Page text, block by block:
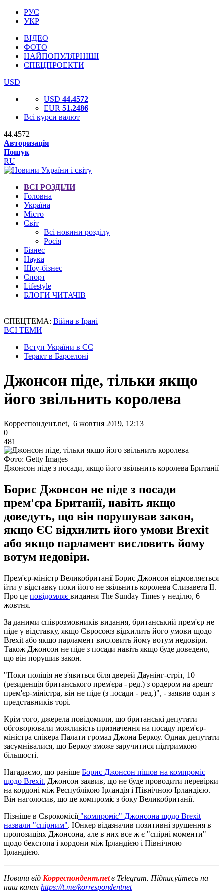
РУС
УКР
ВІДЕО
ФОТО
НАЙПОПУЛЯРНІШІ
СПЕЦПРОЕКТИ
USD
USD 44.4572
EUR 51.2486
Всі курси валют
44.4572
Авторизація
Пошук
RU
ВСІ РОЗДІЛИ
Головна
Україна
Місто
Світ
Всі новини розділу
Росія
Бізнес
Наука
Шоу-бізнес
Спорт
Lifestyle
БЛОГИ ЧИТАЧІВ
СПЕЦТЕМА: Війна в Ірані
ВСІ ТЕМИ
Вступ України в ЄС
Теракт в Барселоні
Джонсон піде, тільки якщо
його звільнить королева
Корреспондент.net, 6 жовтня 2019, 12:13
0
481
Фото: Getty Images
Джонсон піде з посади, якщо його звільнить королева Британії
Борис Джонсон не піде з посади
прем'єра Британії, навіть якщо
доведуть, що він порушував закон,
якщо ЄС відхилить його умови Brexit
або якщо парламент висловить йому
вотум недовіри.
Прем'єр-міністр Великобританії Борис Джонсон відмовляється
йти у відставку поки його не звільнить королева Єлизавета II.
Про це повідомляє видання The Sunday Times у неділю, 6
жовтня.
За даними співрозмовників видання, британський прем'єр не
піде у відставку, якщо Євросоюз відхилить його умови щодо
Brexit або якщо парламент висловить йому вотум недовіри.
Також Джонсон не піде з посади навіть якщо буде доведено,
що він порушив закон.
"Поки поліція не з'явиться біля дверей Даунінг-стріт, 10
(резиденція британського прем'єра - ред.) з ордером на арешт
прем'єр-міністра, він не піде (з посади - ред.)", - заявив один з
представників торі.
Крім того, джерела повідомили, що британські депутати
обговорювали можливість призначення на посаду прем'єр-
міністра спікера Палати громад Джона Беркоу. Однак депутати
засумнівалися, що Беркоу зможе заручитися підтримкою
більшості.
Нагадаємо, що раніше Борис Джонсон пішов на компроміс
щодо Brexit. Джонсон заявив, що не буде проводити перевірки
на кордоні між Республікою Ірландія і Північною Ірландією.
Він наголосив, що це компроміс з боку Великобританії.
Пізніше в Єврокомісії"компроміс" Джонсона щодо Brexit
назвали "спірним". Юнкер відазначив позитивні зрушення в
пропозиціях Джонсона, але в них все ж є "спірні моменти"
щодо бекстопа і кордони між Ірландією і Північною
Ірландією.
Новини від Корреспондент.netв Telegram. Підписуйтесь на
наш канал https://t.me/korrespondentnet